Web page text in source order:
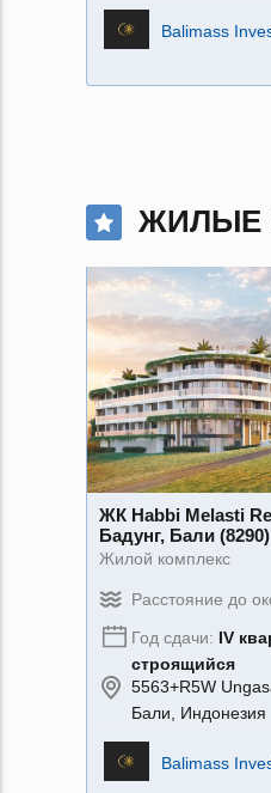
Balimass
ЖИЛЫЕ
ЖК Habbi Melasti
Бадунг, Бали (8290)
Жилой комплекс
Расстояние до
Год сдачи: IV
строящийся
5563+R5W
Бали, Индонезия
Balimass